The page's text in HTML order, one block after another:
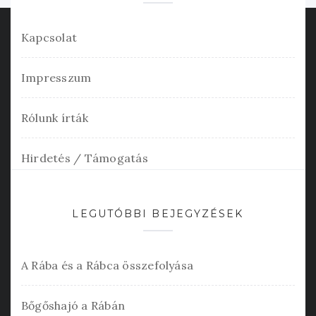
Kapcsolat
Impresszum
Rólunk írták
Hirdetés / Támogatás
LEGUTÓBBI BEJEGYZÉSEK
A Rába és a Rábca összefolyása
Bőgőshajó a Rábán